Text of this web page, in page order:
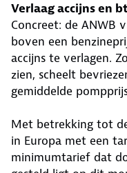
Verlaag accijns en
Concreet: de ANWB
boven een
accijns te verlagen.
zien, scheelt
gemiddelde
Met betrekking tot
in Europa met een
minimumtarief dat